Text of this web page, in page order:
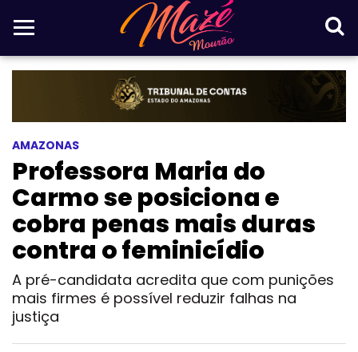
AMAZONAS
Professora Maria do
Carmo se posiciona e
cobra penas mais duras
contra o feminicídio
A pré-candidata acredita que com punições
mais firmes é possível reduzir falhas na
justiça